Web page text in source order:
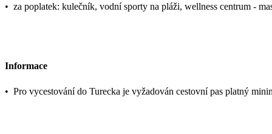
• za poplatek: kulečník, vodní sporty na pláži, wellness centrum -
Informace
• Pro vycestování do Turecka je vyžadován cestovní pas platný